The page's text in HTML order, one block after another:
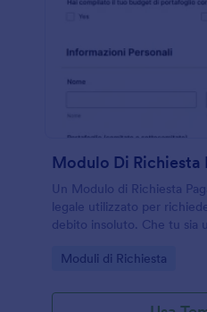
Modulo Di Richiesta
Un Modulo di Richiesta
legale utilizzato per
debito insoluto. Che tu sia
sollecitare il pagamento
aggiungere il tuo logo,
Go to Category:
Moduli di Richiesta